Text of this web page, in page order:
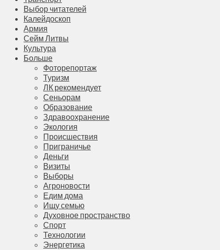
Выбор читателей
Калейдоскоп
Армия
Сейм Литвы
Культура
Больше
Фоторепортаж
Туризм
ЛК рекомендует
Сеньорам
Образование
Здравоохранение
Экология
Происшествия
Приграничье
Деньги
Визиты
Выборы
Агроновости
Едим дома
Ищу семью
Духовное пространство
Спорт
Технологии
Энергетика